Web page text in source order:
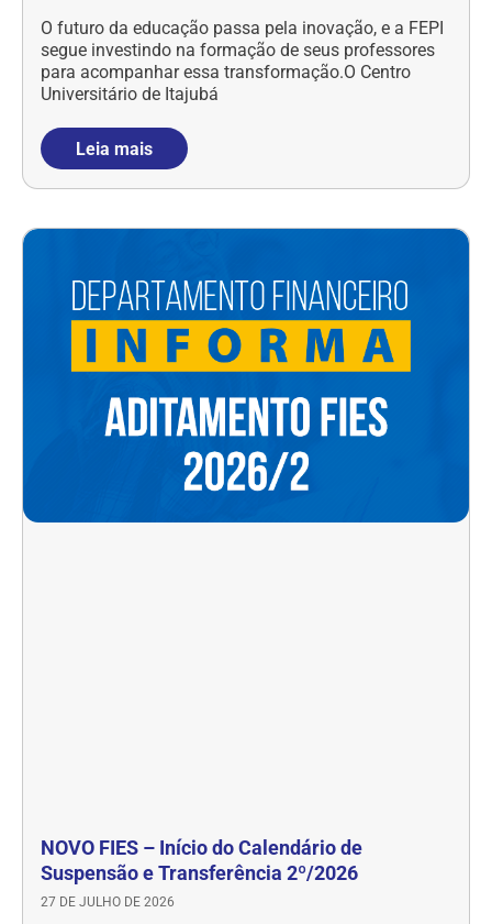
O futuro da educação passa pela inovação, e a FEPI
segue investindo na formação de seus professores
para acompanhar essa transformação.O Centro
Universitário de Itajubá
Leia mais
NOVO FIES – Início do Calendário de
Suspensão e Transferência 2º/2026
27 DE JULHO DE 2026